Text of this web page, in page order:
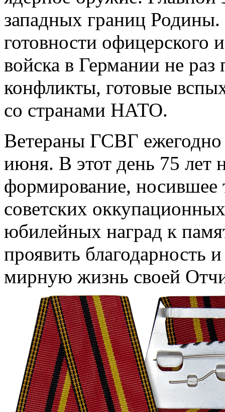
западных границ Родины.
готовности офицерского
войска в Германии не
конфликты, готовые
со странами НАТО.
Ветераны ГСВГ
июня. В этот день 75 лет
формирование, носившее
советских
юбилейных наград к
проявить
мирную жизнь своей